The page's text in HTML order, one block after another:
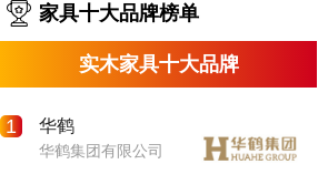
家具十大品牌榜单
实木家具十大品牌
1 华鹤
华鹤集团有限公司